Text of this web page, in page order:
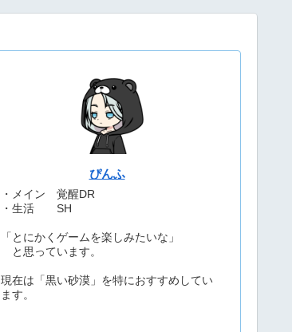
ぴんふ
・メイン 覚醒DR
・生活 SH
「とにかくゲームを楽しみたいな」
と思っています。
現在は「黒い砂漠」を特におすすめしてい
ます。